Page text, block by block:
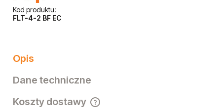
Kod produktu:
FLT-4-2 BF EC
Opis
Dane techniczne
Koszty dostawy